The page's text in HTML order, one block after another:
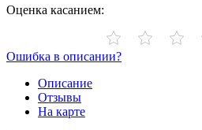
Оценка касанием:
Ошибка в описании?
Описание
Отзывы
На карте